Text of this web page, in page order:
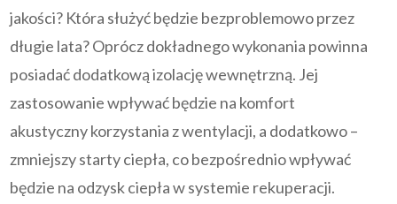
jakości? Która służyć będzie bezproblemowo przez
długie lata? Oprócz dokładnego wykonania powinna
posiadać dodatkową izolację wewnętrzną. Jej
zastosowanie wpływać będzie na komfort
akustyczny korzystania z wentylacji, a dodatkowo –
zmniejszy starty ciepła, co bezpośrednio wpływać
będzie na odzysk ciepła w systemie rekuperacji.